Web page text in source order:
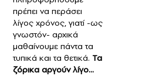
πρέπει να περάσει
λίγος χρόνος, γιατί -ως
γνωστόν- αρχικά
μαθαίνουμε πάντα τα
τυπικά και τα θετικά. Τα
ζόρικα αργούν λίγο...